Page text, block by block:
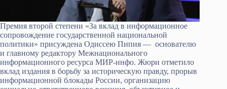
Премия второй степени «За вклад в информационное
сопровождение государственной национальной
политики» присуждена Одиссею Пипия — основателю
и главному редактору Межнационального
информационного ресурса МИР-инфо. Жюри отметило
вклад издания в борьбу за историческую правду, прорыв
информационной блокады России, организацию